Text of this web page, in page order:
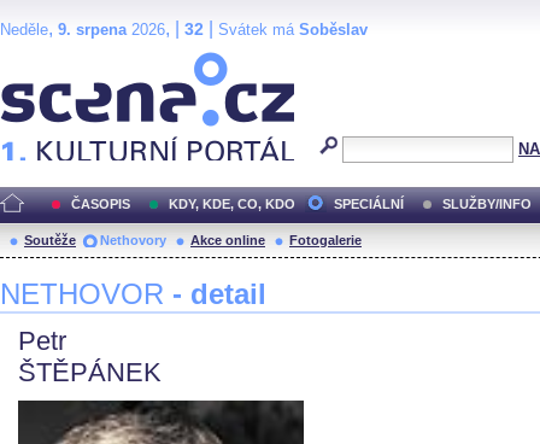
Neděle, 9. srpena2026, | 32 Svátek má Soběslav
ČASOPIS KDY, KDE, CO, KDO SPECIÁLNÍ SLUŽBY/INFO
Soutěže Nethovory Akce online Fotogalerie
NETHOVOR - detail
Petr
ŠTĚPÁNEK